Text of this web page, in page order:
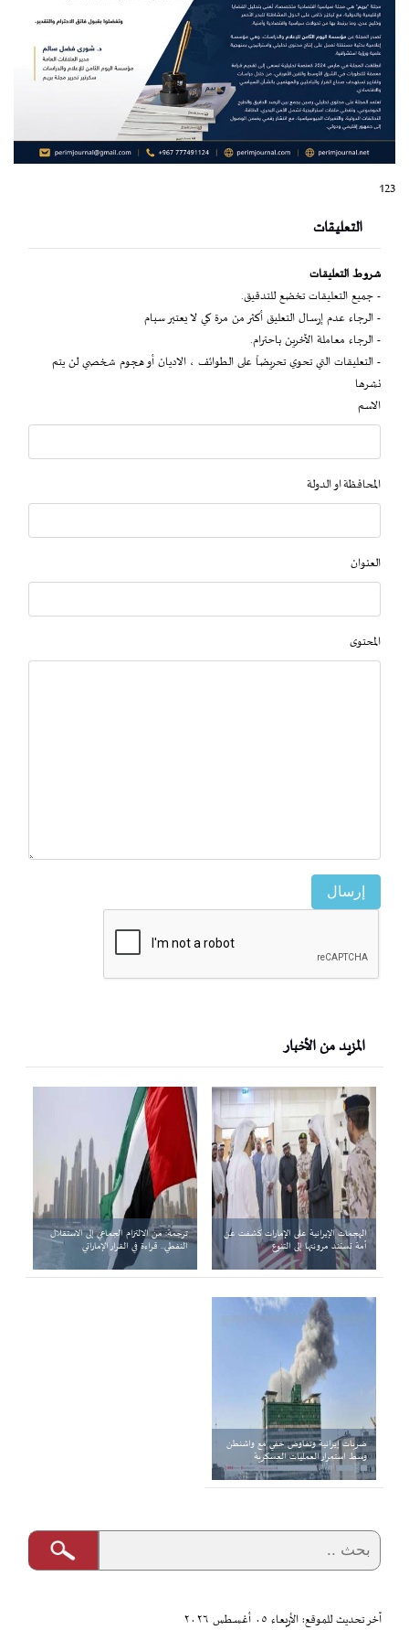
123
التعليقات
شروط التعليقات
- جميع التعليقات تخضع للتدقيق.
- الرجاء عدم إرسال التعليق أكثر من مرة كي لا يعتبر سبام
- الرجاء معاملة الآخرين باحترام.
- التعليقات التي تحوي تحريضاً على الطوائف ، الاديان أو هجوم شخصي لن يتم
نشرها
الاسم
المحافظة او الدولة
العنوان
المحتوى
إرسال
المزيد من الأخبار
الهجمات الإيرانية على الإمارات كشفت عن
أمة تستند مرونتها إلى التنوع
ترجمة: من الالتزام الجماعي إلى الاستقلال
النفطي.. قراءة في القرار الإماراتي
ضربات إيرانية وتفاوض خفي مع واشنطن
وسط استمرار العمليات العسكرية
آخر تحديث للموقع: الأربعاء ٠٥ أغسطس ٢٠٢٦